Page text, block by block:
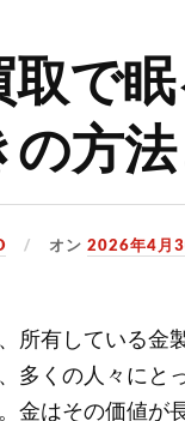
取で
の方
オン2026年4月
所有している金
多くの人々にと
金はその価値が